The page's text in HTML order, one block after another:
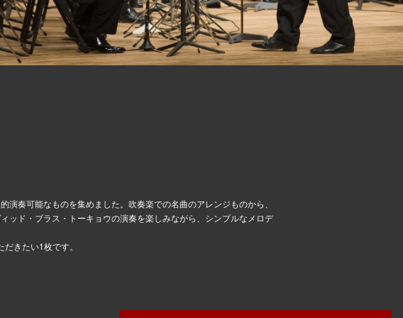
奏可能なものを集めました。吹奏楽での名曲のアレンジものから、
ッド・ブラス・トーキョウの演奏を楽しみながら、シンプルなメロデ
きたい1枚です。